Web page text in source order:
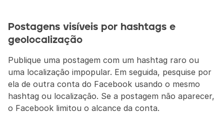
Postagens visíveis por hashtags e
geolocalização
Publique uma postagem com um hashtag raro ou
uma localização impopular. Em seguida, pesquise por
ela de outra conta do Facebook usando o mesmo
hashtag ou localização. Se a postagem não aparecer,
o Facebook limitou o alcance da conta.